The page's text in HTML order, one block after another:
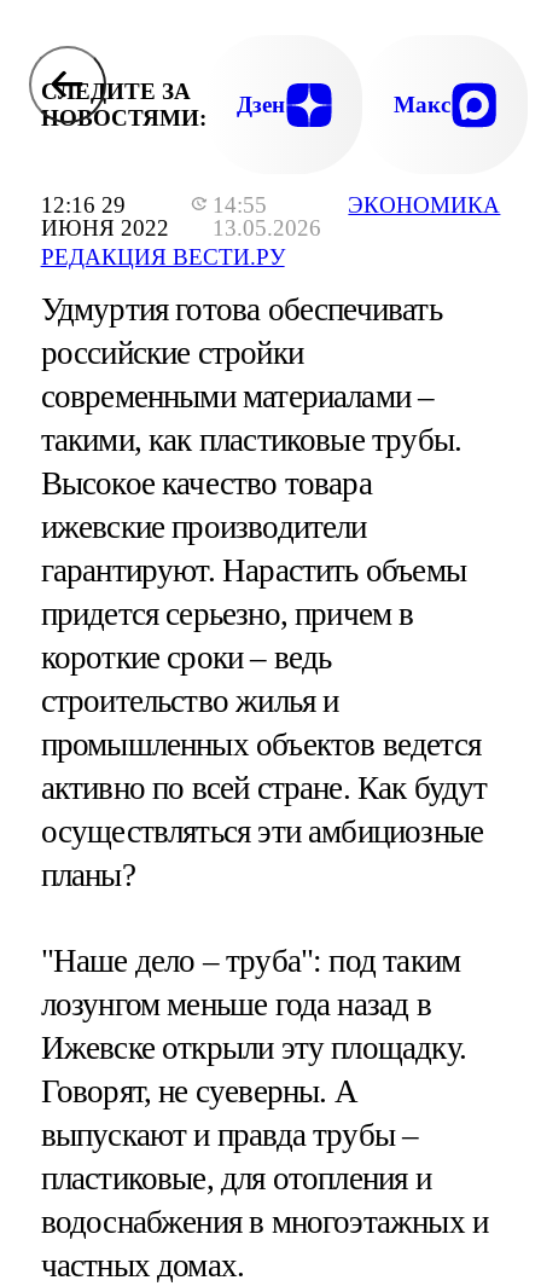
12:16 29
ИЮНЯ 2022
14:55
13.05.2026
РЕДАКЦИЯ ВЕСТИ.РУ
ЭКОНОМИКА
СЛЕДИТЕ ЗА
НОВОСТЯМИ:
Дзен Макс
Удмуртия готова обеспечивать
российские стройки
современными материалами –
такими, как пластиковые трубы.
Высокое качество товара
ижевские производители
гарантируют. Нарастить объемы
придется серьезно, причем в
короткие сроки – ведь
строительство жилья и
промышленных объектов ведется
активно по всей стране. Как будут
осуществляться эти амбициозные
планы?
"Наше дело – труба": под таким
лозунгом меньше года назад в
Ижевске открыли эту площадку.
Говорят, не суеверны. А
выпускают и правда трубы –
пластиковые, для отопления и
водоснабжения в многоэтажных и
частных домах.